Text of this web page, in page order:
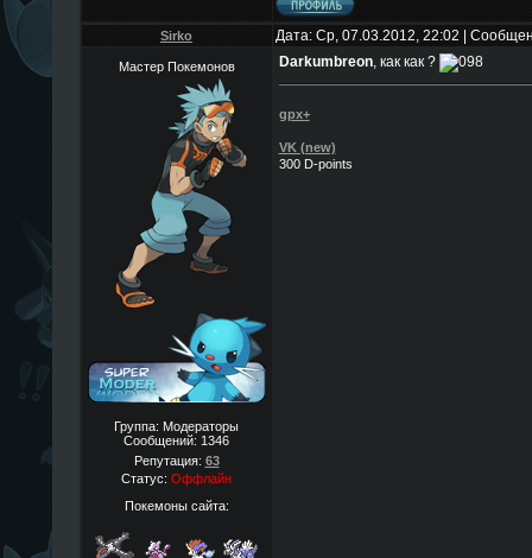
Sirko Дата: Ср, 07.03.2012, 22:02 |
Мастер Покемонов
Группа: Модераторы
Сообщений: 1346
Репутация: 63
Статус: Оффлайн
Покемоны сайта:
Darkumbreon, как как ?
gpx+
VK (new)
300 D-points